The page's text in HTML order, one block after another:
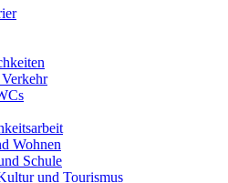
Wohnen
Schule
und Tourismus